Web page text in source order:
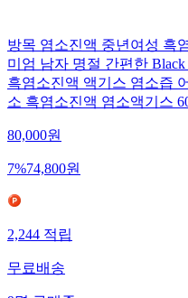
방목 염소진액 중년여성 흑
미엄 남자 명절 간편한
흑염소진액 액기스 염소즙
소 흑염소진액 염소액기스
80,000원
7%74,800원
2,244적립
무료배송